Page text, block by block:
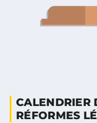
CALENDRIER
RÉFORMES